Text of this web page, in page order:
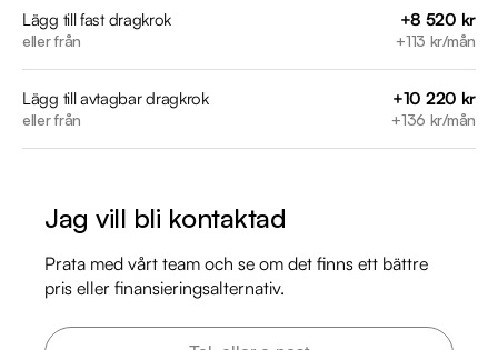
2023-02-02 - 5030 mil
2024-02-12 - 7445 mil
2024-11-07 - 10035 mil
2025-09-02 - 12260 mil
för att:
• Reservera bilen direkt online
• Få mer info om utrustning och tillval
Lägg till fast dragkrok
eller från
+8 520 kr
+113 kr/mån
Lägg till avtagbar dragkrok
eller från
+10 220 kr
+136 kr/mån
Jag vill bli kontaktad
Prata med vårt team och se om det finns ett bättre
pris eller finansieringsalternativ.